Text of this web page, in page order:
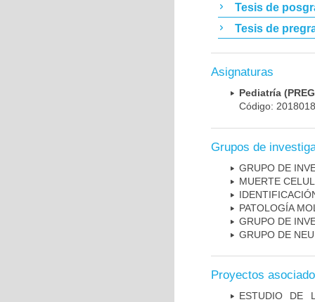
Tesis de
Tesis de
Asignaturas
Pediatría
Código:
Grupos de
GRUPO DE
MUERTE
PATOLOGÍA
GRUPO DE
GRUPO DE
Proyectos
ESTUDIO DE